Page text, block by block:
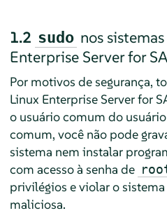
1.2 sudo nos sistemas
Enterprise Server for
Por motivos de segurança,
Linux Enterprise Server for
o usuário comum do usuário
comum, você não pode
sistema nem instalar
com acesso à senha de
privilégios e violar o
maliciosa.